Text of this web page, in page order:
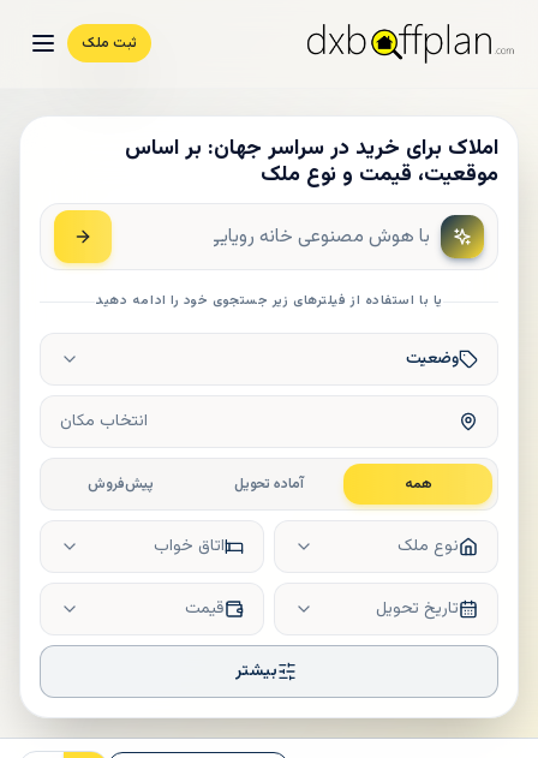
ثبت ملک
املاک برای خرید در سراسر جهان: بر اساس
موقعیت، قیمت و نوع ملک
یا با استفاده از فیلترهای زیر جستجوی خود را ادامه دهید
وضعیت
انتخاب مکان
همه آماده تحویل پیش‌فروش
نوع ملک اتاق خواب
تاریخ تحویل قیمت
بیشتر